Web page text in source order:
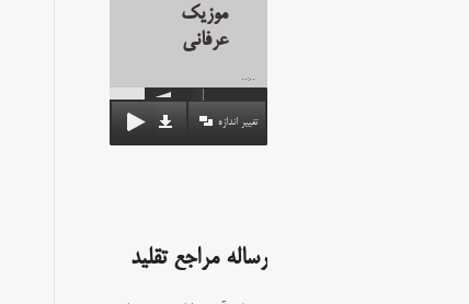
موزیک
عرفانی
00:00
تغییر اندازه
رساله مراجع تقلید